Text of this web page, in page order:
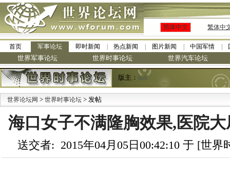
简体中文 繁体中
首页 军事论坛 即时新闻 热点新闻 图片新闻 中国军情
世界军事论坛 世界时事论坛 世界汽车论坛
版主： bob
世界论坛网 > 世界时事论坛 > 发帖
海口女子不满隆胸效果,医院
送交者: 2015年04月05日00:42:10 于 [世